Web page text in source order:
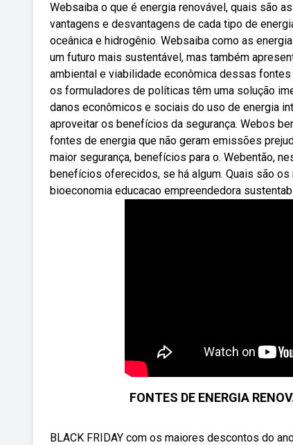
Websaiba o que é energia renovável, quais são
vantagens e desvantagens de cada tipo de
oceânica e hidrogênio. Websaiba como as
um futuro mais sustentável, mas também
ambiental e viabilidade econômica dessas
os formuladores de políticas têm uma solução
danos econômicos e sociais do uso de energia
aproveitar os benefícios da segurança. Webos
fontes de energia que não geram emissões
maior segurança, benefícios para o. Webentão,
benefícios oferecidos, se há algum. Quais são
bioeconomia educacao empreendedora
FONTES DE ENERGIA
BLACK FRIDAY com os maiores descontos do